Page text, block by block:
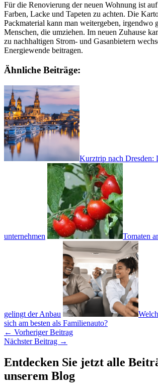
Für die Renovierung der neuen Wohnung ist
Farben, Lacke und Tapeten zu achten. Die
Packmaterial kann man weitergeben, irgendwo
Menschen, die umziehen. Im neuen Zuhause
zu nachhaltigen Strom- und Gasanbietern
Energiewende beitragen.
Ähnliche Beiträge:
Kurztrip nach Dresden:
unternehmen Tomaten
gelingt der Anbau
sich am besten als Familienauto?
← Vorheriger Beitrag
Nächster Beitrag →
Entdecken Sie jetzt alle
unserem Blog